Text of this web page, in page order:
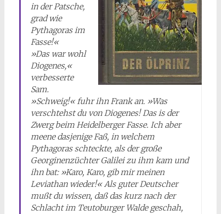
in der Patsche,
grad wie
Pythagoras im
Fasse!«
»Das war wohl
Diogenes,«
verbesserte
Sam.
»Schweig!« fuhr ihn Frank an. »Was
verschtehst du von Diogenes! Das is der
Zwerg beim Heidelberger Fasse. Ich aber
meene dasjenige Faß, in welchem
Pythagoras schteckte, als der große
Georginenzüchter Galilei zu ihm kam und
ihn bat: »Karo, Karo, gib mir meinen
Leviathan wieder!« Als guter Deutscher
mußt du wissen, daß das kurz nach der
Schlacht im Teutoburger Walde geschah,